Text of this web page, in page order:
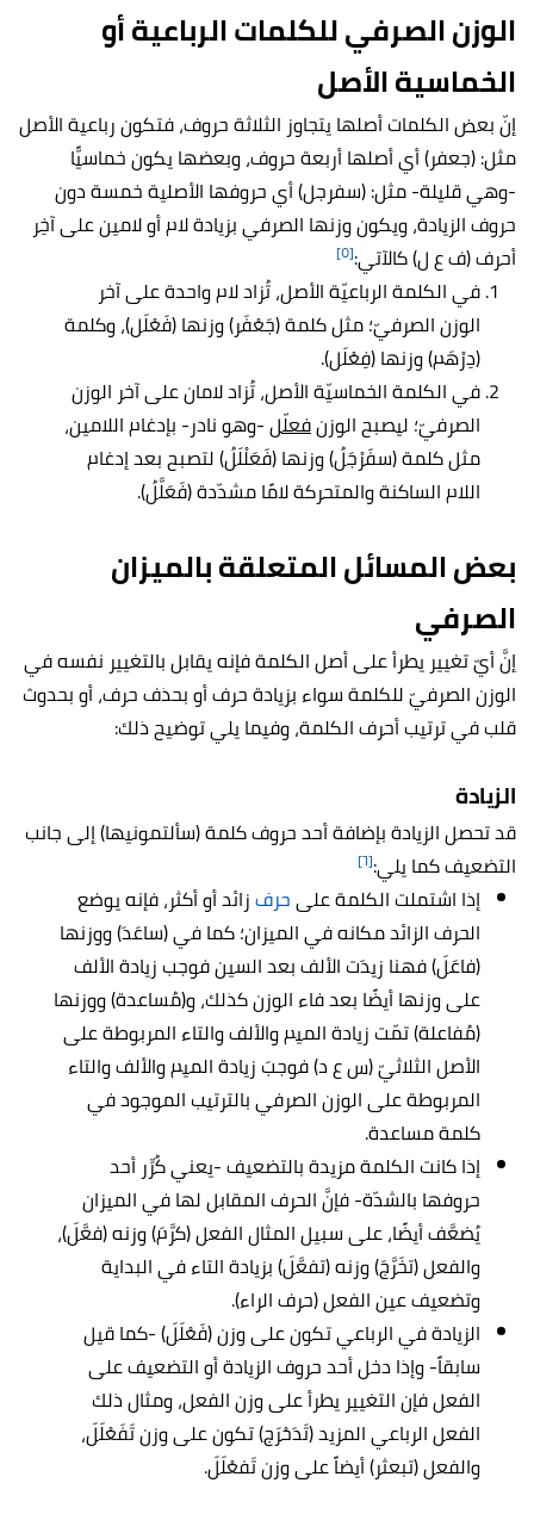
الوزن الصرفي للكلمات الرباعية أو
الخماسية الأصل
إنّ بعض الكلمات أصلها يتجاوز الثلاثة حروف، فتكون رباعية الأصل
مثل: (جعفر) أي أصلها أربعة حروف، وبعضها يكون خماسيًّا
-وهي قليلة- مثل: (سفرجل) أي حروفها الأصلية خمسة دون
حروف الزيادة، ويكون وزنها الصرفي بزيادة لام أو لامين على آخِر
أحرف (ف ع ل) كالآتي:[٥]
في الكلمة الرباعيّة الأصل، تُزاد لام واحدة على آخر
الوزن الصرفيّ؛ مثل كلمة (جَعْفَر) وزنها (فَعْلَل)، وكلمة
(دِرْهَم) وزنها (فِعْلَل).
في الكلمة الخماسيّة الأصل، تُزاد لامان على آخر الوزن
الصرفيّ؛ ليصبح الوزنفعلّل-وهو نادر- بإدغام اللامين،
مثل كلمة (سفَرْجَلُ) وزنها (فَعَلْلَلُ) لتصبح بعد إدغام
اللام الساكنة والمتحركة لامًا مشدّدة (فَعَلَّلُ).
بعض المسائل المتعلقة بالميزان
الصرفي
إنَّ أيّ تغيير يطرأ على أصل الكلمة فإنه يقابل بالتغيير نفسه في
الوزن الصرفيّ للكلمة سواء بزيادة حرف أو بحذف حرف، أو بحدوث
قلب في ترتيب أحرف الكلمة، وفيما يلي توضيح ذلك:
الزيادة
قد تحصل الزيادة بإضافة أحد حروف كلمة (سألتمونيها) إلى جانب
التضعيف كما يلي:[٦]
إذا اشتملت الكلمة علىحرفزائد أو أكثر، فإنه يوضع
الحرف الزائد مكانه في الميزان؛ كما في (ساعَدَ) ووزنها
(فاعَلَ) فهنا زيدَت الألف بعد السين فوجب زيادة الألف
على وزنها أيضًا بعد فاء الوزن كذلك، و(مُساعدة) ووزنها
(مُفاعلة) تمّت زيادة الميم والألف والتاء المربوطة على
الأصل الثلاثيّ (س ع د) فوجبَ زيادة الميم والألف والتاء
المربوطة على الوزن الصرفي بالترتيب الموجود في
كلمة مساعدة.
إذا كانت الكلمة مزيدة بالتضعيف -يعني كُرِّر أحد
حروفها بالشدّة- فإنَّ الحرف المقابل لها في الميزان
يُضعَّف أيضًا، على سبيل المثال الفعل (كرَّمَ) وزنه (فعَّلَ)،
والفعل (تخَرَّجَ) وزنه (تفعَّلَ) بزيادة التاء في البداية
وتضعيف عين الفعل (حرف الراء).
الزيادة في الرباعي تكون على وزن (فَعْلَلَ) -كما قيل
سابقاً- وإذا دخل أحد حروف الزيادة أو التضعيف على
الفعل فإن التغيير يطرأ على وزن الفعل، ومثال ذلك
الفعل الرباعي المزيد (تَدَحْرَج) تكون على وزن تَفَعْلَلَ،
والفعل (تبعثر) أيضاً على وزن تَفعْلَلَ.